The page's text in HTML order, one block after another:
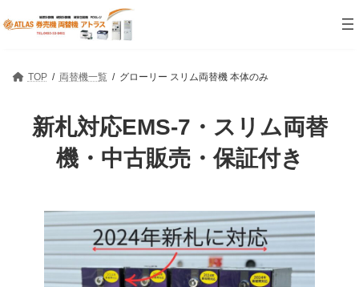
ン
テ
ビ
ゲ
TOP 両替機一覧 グローリー スリム両替機 本体のみ
新札対応EMS-7・スリム両替
機・中古販売・保証付き